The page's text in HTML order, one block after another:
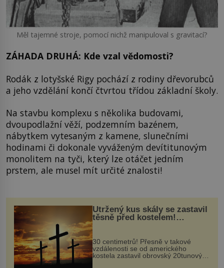
Měl tajemné stroje, pomocí nichž manipuloval s gravitací?
ZÁHADA DRUHÁ: Kde vzal vědomosti?
Rodák z lotyšské Rigy pochází z rodiny dřevorubců
a jeho vzdělání končí čtvrtou třídou základní školy.
Na stavbu komplexu s několika budovami,
dvoupodlažní věží, podzemním bazénem,
nábytkem vytesaným z kamene, slunečními
hodinami či dokonale vyváženým devítitunovým
monolitem na tyči, který lze otáčet jedním
prstem, ale musel mít určité znalosti!
Utržený kus skály se zastavil
těsně před kostelem!
Ochránila ho boží síla?
30 centimetrů! Přesně v takové
vzdálenosti se od amerického
kostela zastavil obrovský 20tunový